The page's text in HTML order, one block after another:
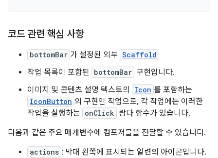
코드 관련 핵심 사항
bottomBar 가 설정된 외부 Scaffold
작업 목록이 포함된 bottomBar 구현입니다.
이미지 및 콘텐츠 설명 텍스트의
Icon 를 포함하는
IconButton 의 구현인 작업으로, 각 작업에는 이러한
작업을 실행하는 onClick 람다 함수가 있습니다.
다음과 같은 주요 매개변수에 컴포저블을 전달할 수 있습니다.
actions : 막대 왼쪽에 표시되는 일련의 아이콘입니다.